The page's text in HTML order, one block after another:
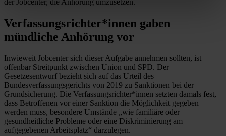
der Jobcenter, die Anhörung umzusetzen.
Verfassungsrichter*innen gaben
mündliche Anhörung vor
Inwieweit Jobcenter sich dieser Aufgabe annehmen sollten, ist
offenbar Streitpunkt zwischen Union und SPD. Der
Gesetzesentwurf bezieht sich auf das Urteil des
Bundesverfassungsgerichts von 2019 zu Sanktionen bei der
Grundsicherung. Die Verfassungsrichter*innen setzten damals fest,
dass Betroffenen vor einer Sanktion die Möglichkeit gegeben
werden muss, besondere Umstände „wie familiäre oder
gesundheitliche Probleme oder eine Diskriminierung am
aufgegebenen Arbeitsplatz“ darzulegen.